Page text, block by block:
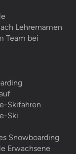
unserer
Aufwand,
ein absoluter
Lehrernamen
Team bei
Skifahren
Ski
Snowboarding
Erwachsene